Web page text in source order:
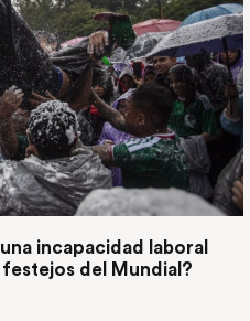
incapacidad laboral
del Mundial?